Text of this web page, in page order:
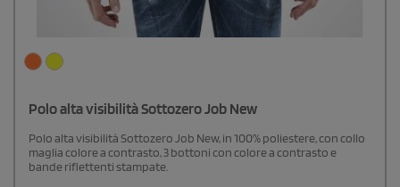
Polo alta visibilità Sottozero Job New
Polo alta visibilità Sottozero Job New, in 100% poliestere, con collo
maglia colore a contrasto, 3 bottoni con colore a contrasto e
bande riflettenti stampate.